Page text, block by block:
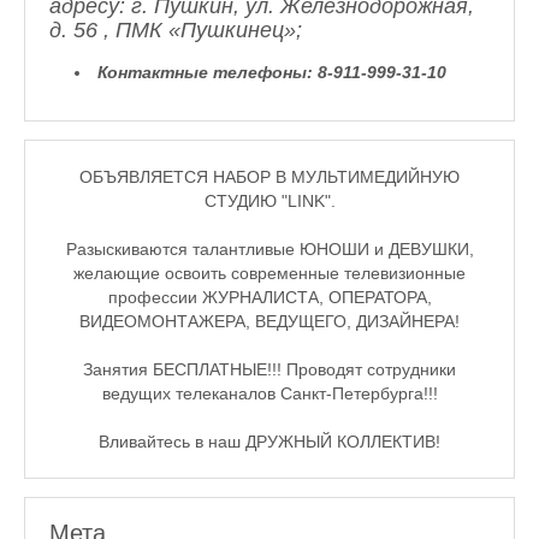
♪♫Рассказы★
♪♫Рассказы 2★
Фотоссесия. Лучшие спортсмены.
От улыбки станет всем светлей
Лучшее видео месяца
Секции настольного тенниса в Пушкинском районе
Куда уходит детство
адресу: г. Пушкин, ул. Железнодорожная,
д. 56 , ПМК «Пушкинец»;
Контактные телефоны: 8-911-999-31-10
ОБЪЯВЛЯЕТСЯ НАБОР В МУЛЬТИМЕДИЙНУЮ
СТУДИЮ "LINK".
Разыскиваются талантливые ЮНОШИ и ДЕВУШКИ,
желающие освоить современные телевизионные
профессии ЖУРНАЛИСТА, ОПЕРАТОРА,
ВИДЕОМОНТАЖЕРА, ВЕДУЩЕГО, ДИЗАЙНЕРА!
Занятия БЕСПЛАТНЫЕ!!! Проводят сотрудники
ведущих телеканалов Санкт-Петербурга!!!
Вливайтесь в наш ДРУЖНЫЙ КОЛЛЕКТИВ!
Мета